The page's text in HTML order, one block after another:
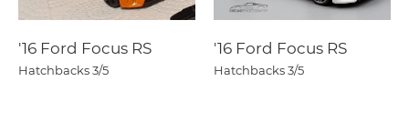
'16 Ford Focus RS
Hatchbacks3/5
'16 Ford Focus RS
Hatchbacks3/5